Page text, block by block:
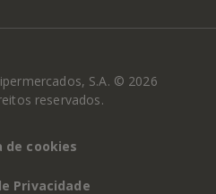
S.A. © 2026
reservados.
de cookies
Privacidade